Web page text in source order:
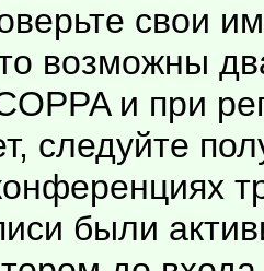
свои
возможны
и при
следуйте
были